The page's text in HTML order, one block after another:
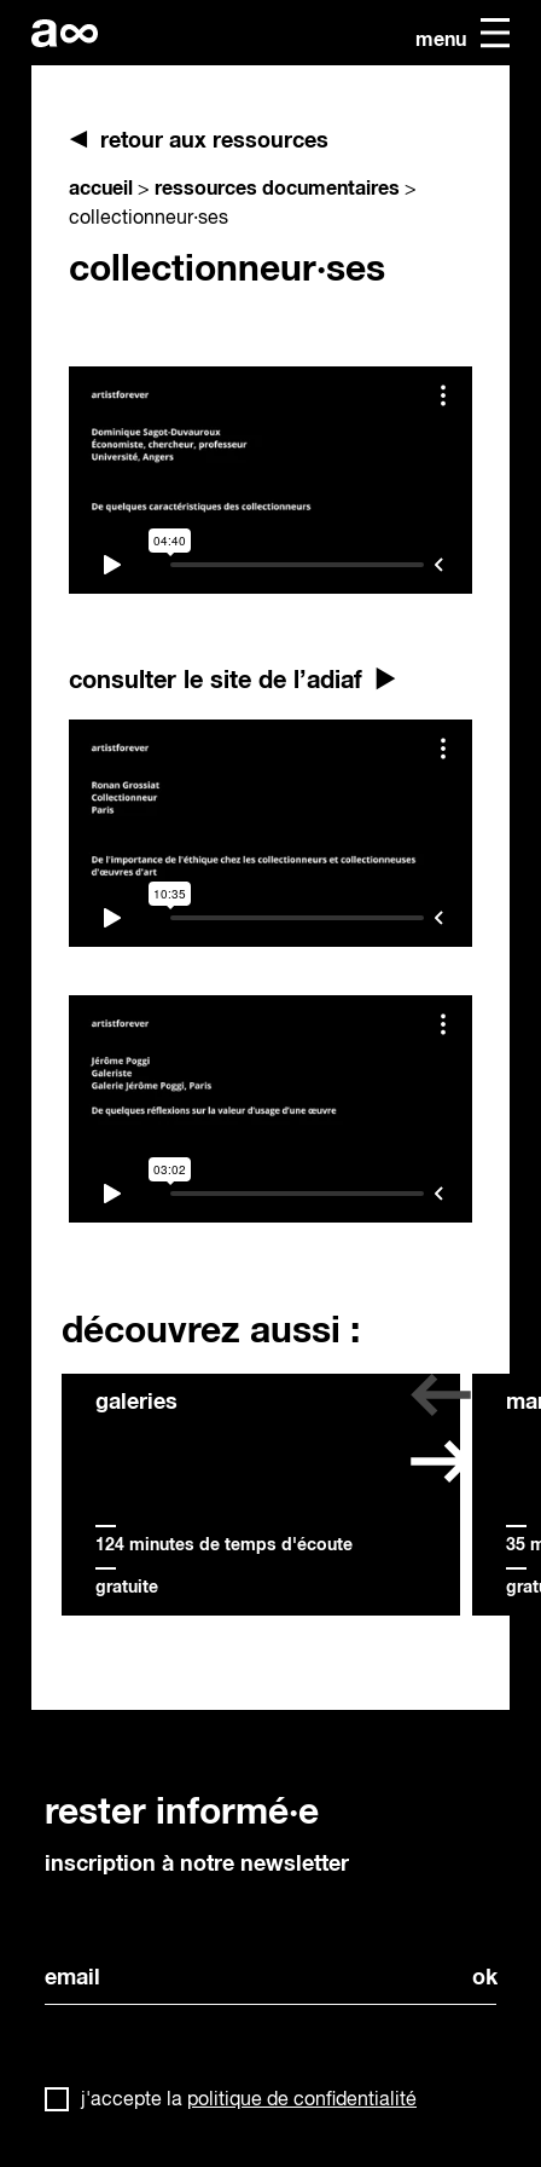
menu
retour aux ressources
accueil > ressources documentaires >
collectionneur·ses
collectionneur·ses
consulter le site de l’adiaf
découvrez aussi :
galeries
124 minutes de temps d'écoute
gratuite
35
rester informé·e
inscription à notre newsletter
j'accepte la politique de confidentialité